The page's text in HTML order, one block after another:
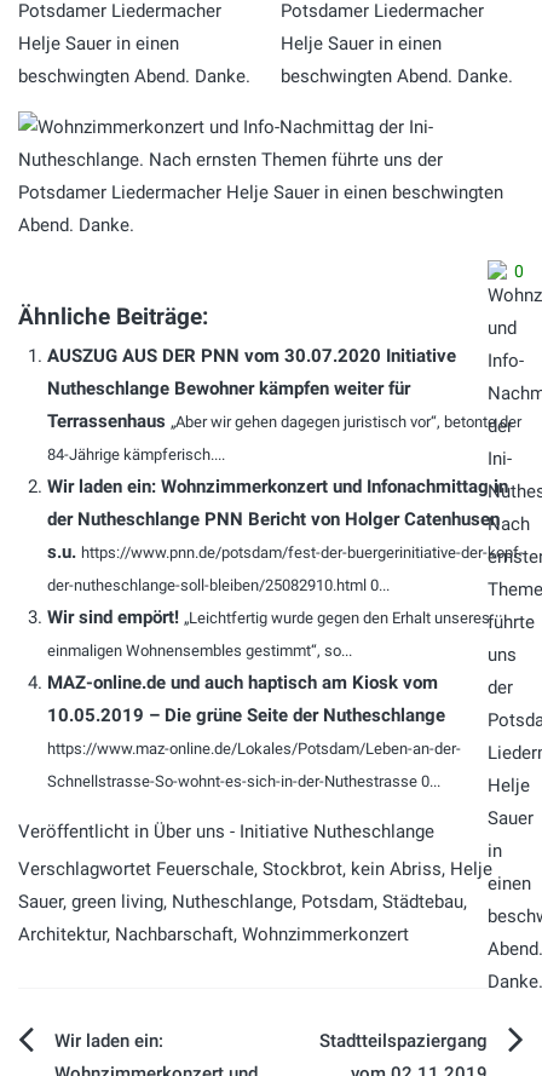
0
Ähnliche Beiträge:
AUSZUG AUS DER PNN vom 30.07.2020 Initiative
Nutheschlange Bewohner kämpfen weiter für
Terrassenhaus „Aber wir gehen dagegen juristisch vor“, betonte der
84-Jährige kämpferisch....
Wir laden ein: Wohnzimmerkonzert und Infonachmittag in
der Nutheschlange PNN Bericht von Holger Catenhusen
s.u. https://www.pnn.de/potsdam/fest-der-buergerinitiative-der-kopf-
der-nutheschlange-soll-bleiben/25082910.html 0...
Wir sind empört! „Leichtfertig wurde gegen den Erhalt unseres
einmaligen Wohnensembles gestimmt“, so...
MAZ-online.de und auch haptisch am Kiosk vom
10.05.2019 – Die grüne Seite der Nutheschlange
https://www.maz-online.de/Lokales/Potsdam/Leben-an-der-
Schnellstrasse-So-wohnt-es-sich-in-der-Nuthestrasse 0...
Veröffentlicht in Über uns - Initiative Nutheschlange
Verschlagwortet Feuerschale, Stockbrot, kein Abriss, Helje
Sauer, green living, Nutheschlange, Potsdam, Städtebau,
Architektur, Nachbarschaft, Wohnzimmerkonzert
Beitragsnavigation
Wir laden ein:
Stadtteilspaziergang